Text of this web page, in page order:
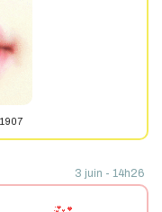
3 juin - 14h26